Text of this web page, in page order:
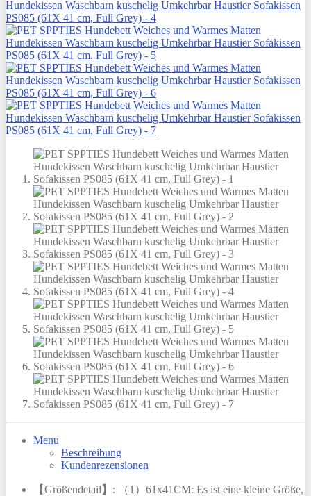
Menu
Beschreibung
Kundenrezensionen
【Größendetail】: （1）61x41CM: Es ist eine kleine Größe,